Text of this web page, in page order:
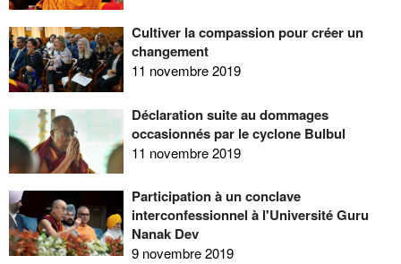
Cultiver la compassion pour créer un
changement
11 novembre 2019
Déclaration suite au dommages
occasionnés par le cyclone Bulbul
11 novembre 2019
Participation à un conclave
interconfessionnel à l'Université Guru
Nanak Dev
9 novembre 2019